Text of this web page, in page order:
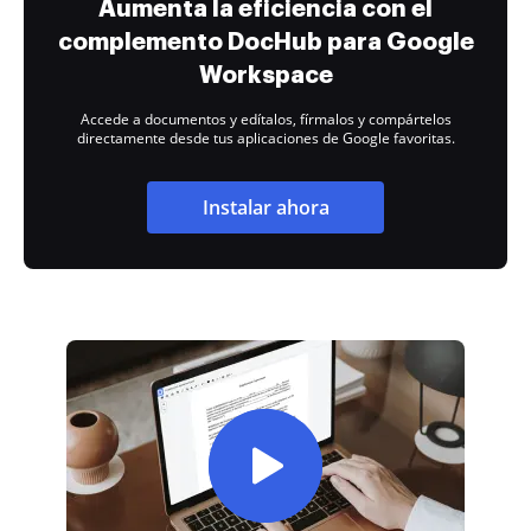
Aumenta la eficiencia con el
complemento DocHub para Google
Workspace
Accede a documentos y edítalos, fírmalos y compártelos
directamente desde tus aplicaciones de Google favoritas.
Instalar ahora